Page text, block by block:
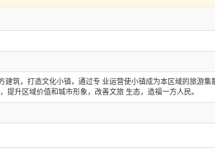
筑，打造文化小镇，通过专 业运营使小镇成为本区域的旅游
升区域价值和城市形象，改善文旅 生态，造福一方人民。